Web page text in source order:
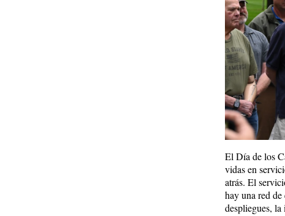
El Día de los
vidas en
atrás. El
hay una red
despliegues,